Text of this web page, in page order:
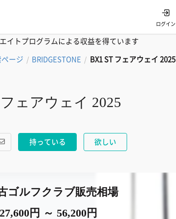
ログイン
イトプログラムによる収益を得ています
ージ / BRIDGESTONE / BX1 ST フェアウェイ 2025
ェアウェイ 2025
持っている 欲しい
ゴルフクラブ販売相場
円 ～ 56,200円